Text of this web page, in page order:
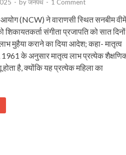
- byजनपथ - 1 Comment
आयोग (NCW) ने वाराणसी स्थित सनबीम
संगीता प्रजापति को सात दिनों
मुहैया कराने का दिया आदेश; कहा- मातृत्व
1961 के अनुसार मातृत्व लाभ प्रत्येक
है, क्योंकि यह प्रत्येक महिला का